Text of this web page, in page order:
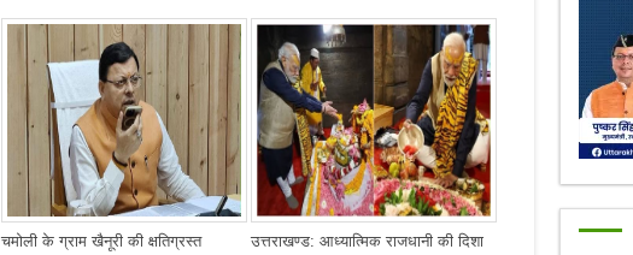
चमोली के ग्राम खैनूरी की क्षतिग्रस्त
उत्तराखण्ड: आध्यात्मिक राजधानी की दिशा